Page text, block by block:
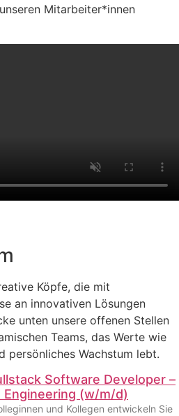
Mitarbeiter*innen
Köpfe, die mit
an innovativen Lösungen
unten unsere offenen Stellen
Teams, das Werte wie
persönliches Wachstum lebt.
Software Developer –
(w/m/d)
und Kollegen entwickeln Sie